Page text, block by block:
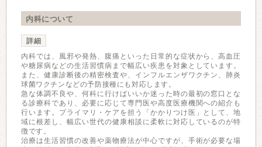
内科について
詳細
内科では、風邪や発熱、腹痛といった日常的な症状から、高血圧
や糖尿病などの生活習慣病まで幅広い疾患を対象としています。
また、健康診断後の精密検査や、インフルエンザワクチン、肺炎
球菌ワクチンなどの予防接種にも対応します。
急な体調不良や、何科に行けばいいか迷った時の最初の窓口とな
る診療科であり、必要に応じて専門医や高度医療機関への紹介も
行います。プライマリ・ケアを担う「かかりつけ医」として、地
域に根差し、幅広い世代の健康相談に柔軟に対応しているのが特
徴です。
治療は生活習慣の改善や薬物療法が中心ですが、手術が必要な場